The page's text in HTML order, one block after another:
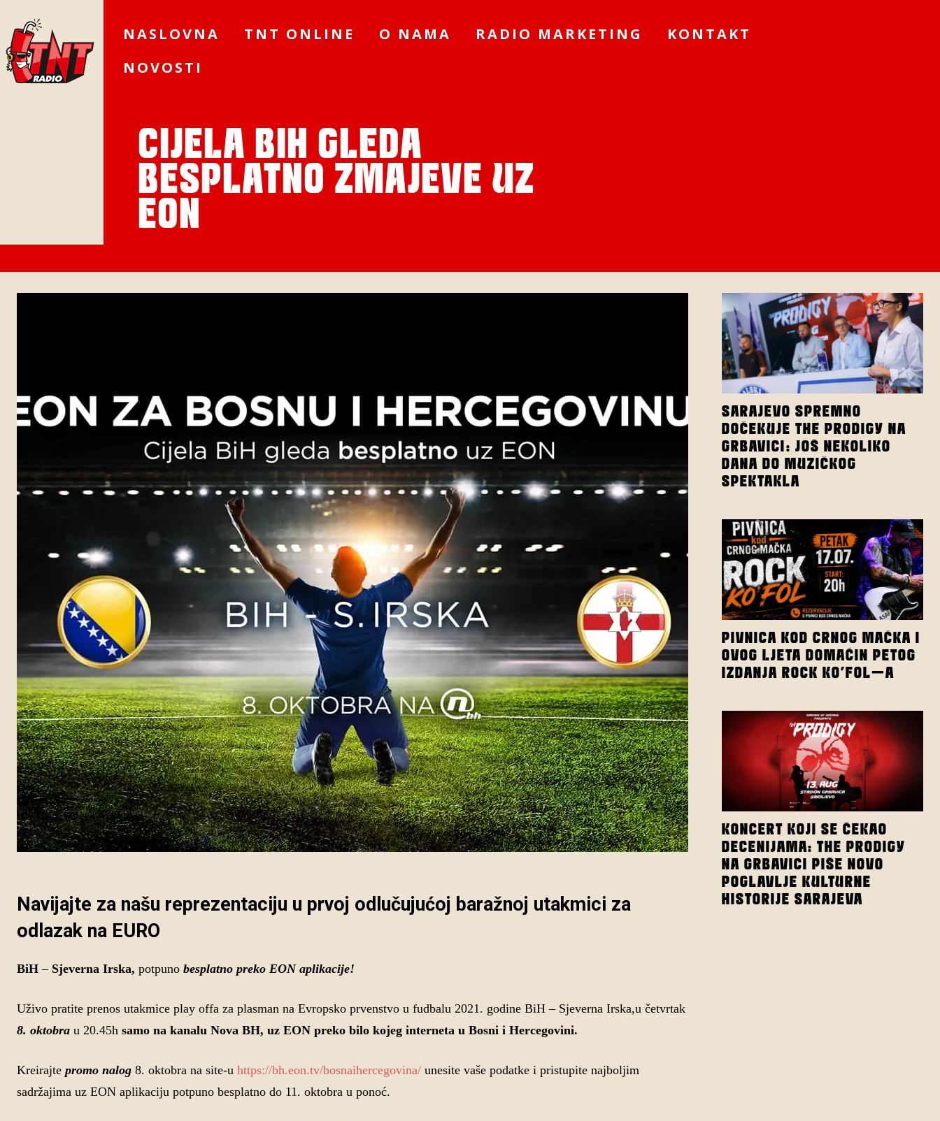
NASLOVNA TNT ONLINE O NAMA RADIO MARKETING
KONTAKT
NOVOSTI
CIJELA BIH GLEDA
BESPLATNO ZMAJEVE UZ
EON
Navijajte za našu reprezentaciju u prvoj odlučujućoj baražnoj utakmici za
odlazak na EURO
BiH– Sjeverna Irska, potpuno besplatno preko EON aplikacije!
Uživo pratite prenos utakmice play offa za plasman na Evropsko prvenstvo u fudbalu 2021. godine BiH – Sjeverna Irska,u četvrtak
8. oktobra u 20.45h samo na kanalu Nova BH, uz EON preko bilo kojeg interneta u Bosni i Hercegovini.
Kreirajte promo nalog 8. oktobra na site-u https://bh.eon.tv/bosnaihercegovina/ unesite vaše podatke i pristupite najboljim
sadržajima uz EON aplikaciju potpuno besplatno do 11. oktobra u ponoć.
SARAJEVO SPREMNO
DOČEKUJE THE PRODIGY NA
GRBAVICI: JOŠ NEKOLIKO
DANA DO MUZIČKOG
SPEKTAKLA
PIVNICA KOD CRNOG MAČKA I
OVOG LJETA DOMAĆIN PETOG
IZDANJA ROCK KO’FOL-A
KONCERT KOJI SE ČEKAO
DECENIJAMA: THE PRODIGY
NA GRBAVICI PIŠE NOVO
POGLAVLJE KULTURNE
HISTORIJE SARAJEVA